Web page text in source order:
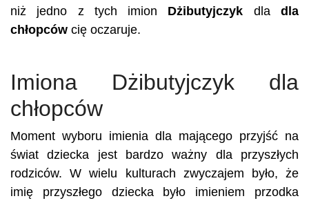
niż jedno z tych imion Dżibutyjczyk dladla
chłopców cię oczaruje.
Imiona Dżibutyjczyk dla
chłopców
Moment wyboru imienia dla mającego przyjść na
świat dziecka jest bardzo ważny dla przyszłych
rodziców. W wielu kulturach zwyczajem było, że
imię przyszłego dziecka było imieniem przodka